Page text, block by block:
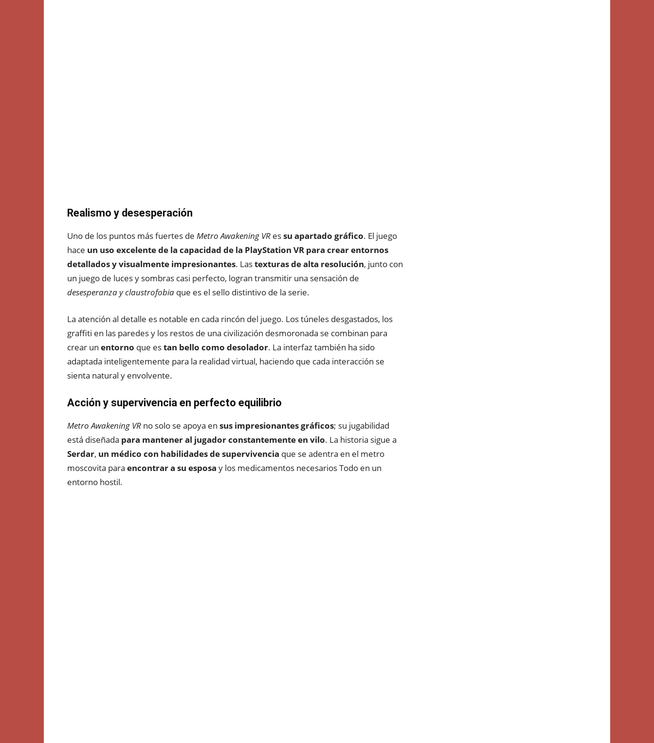
Realismo y desesperación
Uno de los puntos más fuertes de Metro Awakening VR essu apartado gráfico. El juego
hace un uso excelente de la capacidad de la PlayStation VR para crear entornos
detallados y visualmente impresionantes. Lastexturas de alta resolución, junto con
un juego de luces y sombras casi perfecto, logran transmitir una sensación de
desesperanza y claustrofobia que es el sello distintivo de la serie.
La atención al detalle es notable en cada rincón del juego. Los túneles desgastados, los
graffiti en las paredes y los restos de una civilización desmoronada se combinan para
crear un entorno que estan bello como desolador. La interfaz también ha sido
adaptada inteligentemente para la realidad virtual, haciendo que cada interacción se
sienta natural y envolvente.
Acción y supervivencia en perfecto equilibrio
Metro Awakening VR no solo se apoya en sus impresionantes gráficos; su jugabilidad
está diseñada para mantener al jugador constantemente en vilo. La historia sigue a
Serdar, un médico con habilidades de supervivencia que se adentra en el metro
moscovita para encontrar a su esposa y los medicamentos necesarios Todo en un
entorno hostil.